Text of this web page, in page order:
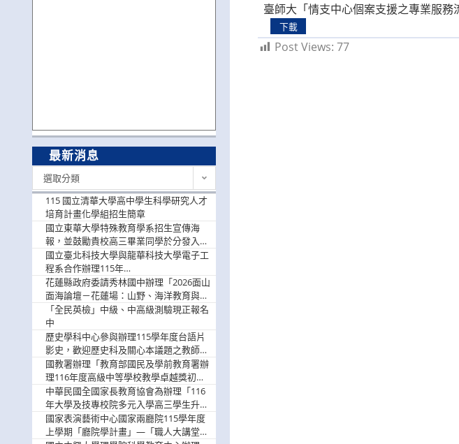
臺師大「情支中心個案支援之專業服
下載
Post Views: 77
最新消息
選取分類
115 國立清華大學高中學生科學研究人才
培育計畫化學組招生簡章
國立東華大學特殊教育學系招生宣傳海
報，並鼓勵貴校高三畢業同學於分發入學
階段踴躍選填。
國立臺北科技大學與龍華科技大學電子工
程系合作辦理115年
「115.08.10~08.12「AI賦能應用於智慧半
導體研習營」，歡迎學生踴躍報名參加
花蓮縣政府委請秀林國中辦理「2026面山
面海論壇－花蓮場：山野、海洋教育與戶
外安全實務課程」，歡迎踴躍報名參加
「全民英檢」中級、中高級測驗現正報名
中
歷史學科中心參與辦理115學年度台語片
影史，歡迎歷史科及關心本議題之教師踴
躍報名參加
國教署辦理「教育部國民及學前教育署辦
理116年度高級中等學校教學卓越獎初選
實施計畫」，鼓勵教師踴躍報名
中華民國全國家長教育協會為辦理「116
年大學及技專校院多元入學高三學生升學
輔導家長說明會」
國家表演藝術中心國家兩廳院115學年度
上學期「廳院學計畫」—「職人大講堂」